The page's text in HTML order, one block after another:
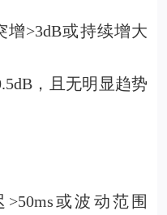
>3dB或持续增大
，且无明显趋势
或波动范围